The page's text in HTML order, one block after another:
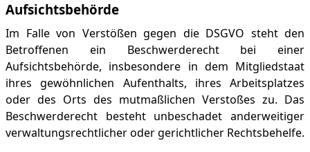
Aufsichts­behörde
Im Falle von Verstößen gegen die DSGVO steht den
Betroffenen ein Beschwerderecht bei einer
Aufsichtsbehörde, insbesondere in dem Mitgliedstaat
ihres gewöhnlichen Aufenthalts, ihres Arbeitsplatzes
oder des Orts des mutmaßlichen Verstoßes zu. Das
Beschwerderecht besteht unbeschadet anderweitiger
verwaltungsrechtlicher oder gerichtlicher Rechtsbehelfe.